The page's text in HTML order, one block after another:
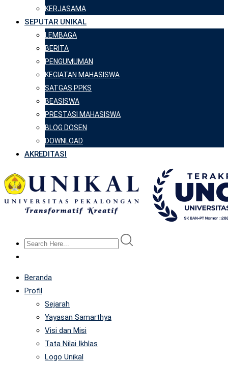
KERJASAMA
SEPUTAR UNIKAL
LEMBAGA
BERITA
PENGUMUMAN
KEGIATAN MAHASISWA
SATGAS PPKS
BEASISWA
PRESTASI MAHASISWA
BLOG DOSEN
DOWNLOAD
AKREDITASI
Beranda
Profil
Sejarah
Yayasan Samarthya
Visi dan Misi
Tata Nilai Ikhlas
Logo Unikal